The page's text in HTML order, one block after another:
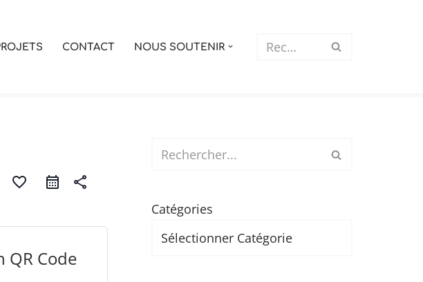
CONTACT NOUS SOUTENIR
favorite_border share
QR Code
Catégories